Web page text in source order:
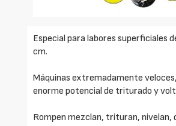
Especial para labores superficiales
cm.
Máquinas extremadamente
enorme potencial de triturado y
Rompen mezclan, trituran, nivelan,